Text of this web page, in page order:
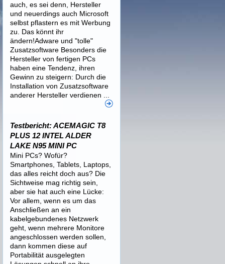
auch, es sei denn, Hersteller
und neuerdings auch Microsoft
selbst pflastern es mit Werbung
zu. Das könnt ihr
ändern!Adware und "tolle"
Zusatzsoftware Besonders die
Hersteller von fertigen PCs
haben eine Tendenz, ihren
Gewinn zu steigern: Durch die
Installation von Zusatzsoftware
anderer Hersteller verdienen ...
Testbericht: ACEMAGIC T8
PLUS 12 INTEL ALDER
LAKE N95 MINI PC
Mini PCs? Wofür?
Smartphones, Tablets, Laptops,
das alles reicht doch aus? Die
Sichtweise mag richtig sein,
aber sie hat auch eine Lücke:
Vor allem, wenn es um das
Anschließen an ein
kabelgebundenes Netzwerk
geht, wenn mehrere Monitore
angeschlossen werden sollen,
dann kommen diese auf
Portabilität ausgelegten